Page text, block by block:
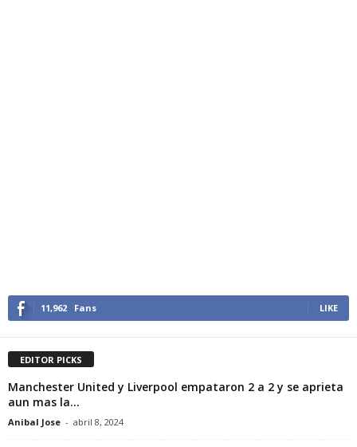
11,962 Fans LIKE
EDITOR PICKS
Manchester United y Liverpool empataron 2 a 2 y se aprieta
aun mas la...
Anibal Jose - abril 8, 2024